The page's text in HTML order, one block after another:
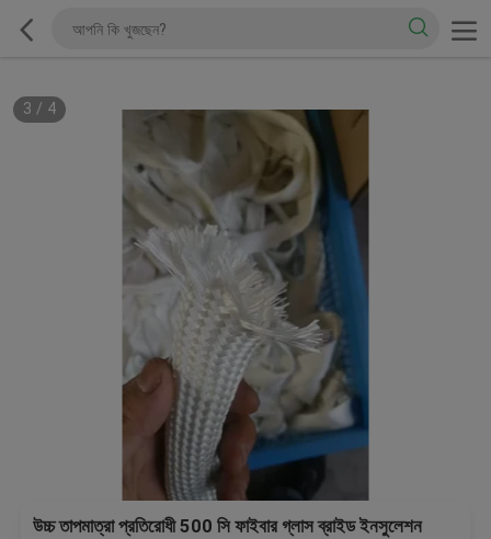
3 / 4
উচ্চ তাপমাত্রা প্রতিরোধী 500 সি ফাইবার গ্লাস ব্রাইড ইনসুলেশন